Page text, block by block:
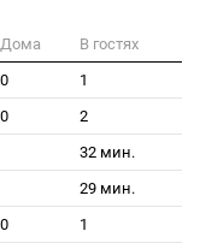
Дома
В гостях
0
1
0
2
32 мин.
29 мин.
0
1